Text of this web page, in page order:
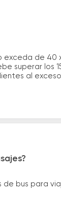
de
superar los
al
bus para